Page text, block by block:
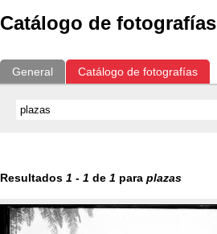
Catálogo de fotografías
General Catálogo de fotografías
Resultados 1 - 1 de 1 para plazas